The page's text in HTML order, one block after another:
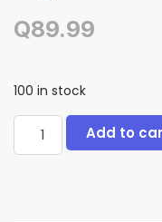
Q89.99
100 in stock
Add to